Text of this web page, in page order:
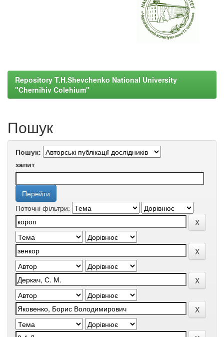
Repository T.H.Shevchenko National University
"Chernihiv Colehium"
Пошук
Пошук:
запит
Поточні фільтри: